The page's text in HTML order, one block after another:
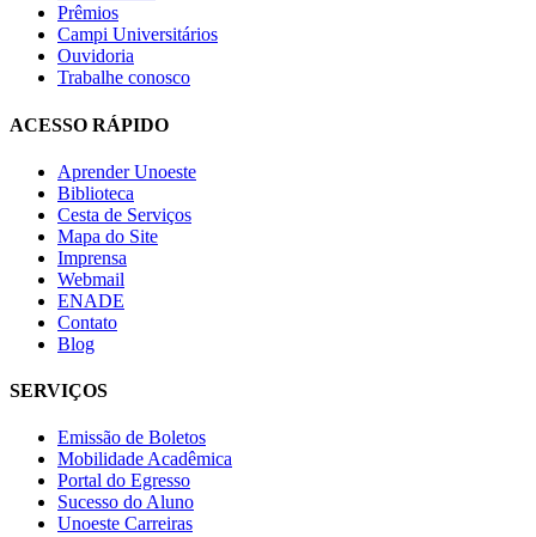
Prêmios
Campi Universitários
Ouvidoria
Trabalhe conosco
ACESSO RÁPIDO
Aprender Unoeste
Biblioteca
Cesta de Serviços
Mapa do Site
Imprensa
Webmail
ENADE
Contato
Blog
SERVIÇOS
Emissão de Boletos
Mobilidade Acadêmica
Portal do Egresso
Sucesso do Aluno
Unoeste Carreiras